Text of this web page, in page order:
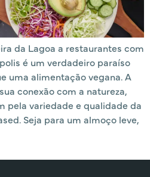
da Lagoa a restaurantes com
é um verdadeiro paraíso
uma alimentação vegana. A
conexão com a natureza,
pela variedade e qualidade da
Seja para um almoço leve,